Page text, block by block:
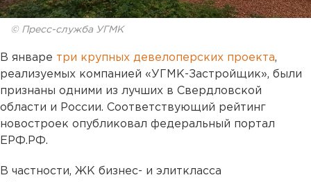
© Пресс-служба УГМК
В январе три крупных девелоперских проекта,
реализуемых компанией «УГМК-Застройщик», были
признаны одними из лучших в Свердловской
области и России. Соответствующий рейтинг
новостроек опубликовал федеральный портал
ЕРФ.РФ.
В частности, ЖК бизнес- и элиткласса